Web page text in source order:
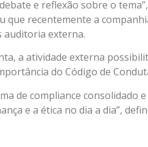
e reflexão sobre o
que recentemente a
auditoria externa.
a atividade externa
do Código de
de compliance consolidado
e a ética no dia a dia”,